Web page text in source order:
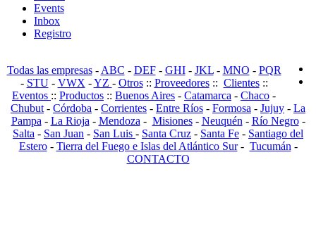
Events
Inbox
Registro
Todas las empresas- ABC - DEF- GHI- JKL- MNO - PQR
- STU- VWX -YZ - Otros:: Proveedores:: Clientes::
Eventos :: Productos :: Buenos Aires - Catamarca - Chaco -
Chubut - Córdoba - Corrientes - Entre Ríos - Formosa - Jujuy - La
Pampa - La Rioja - Mendoza - Misiones- Neuquén - Río Negro-
Salta - San Juan - San Luis - Santa Cruz - Santa Fe - Santiago del
Estero- Tierra del Fuego e Islas del Atlántico Sur- Tucumán -
CONTACTO